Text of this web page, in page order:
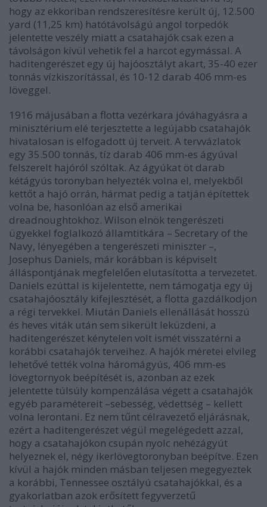
hogy az ekkoriban rendszeresítésre került új, 12.500
yard (11,25 km) hatótávolságú angol torpedók
jelentette veszély miatt a csatahajók csak ezen a
távolságon kívül vehetik fel a harcot egymással. A
haditengerészet egy új hajóosztályt akart, 35-40 ezer
tonnás vízkiszorítással, és 10-12 darab 406 mm-es
löveggel.
1916 májusában a flotta vezérkara jóváhagyásra a
minisztérium elé terjesztette a legújabb csatahajók
hivatalosan is elfogadott új terveit. A tervvázlatok
egy 35.500 tonnás, tíz darab 406 mm-es ágyúval
felszerelt hajóról szóltak. Az ágyúkat öt darab
kétágyús toronyban helyezték volna el, melyekből
kettőt a hajó orrán, hármat pedig a tatján építettek
volna be, hasonlóan az első amerikai
dreadnoughtokhoz. Wilson elnök tengerészeti
ügyekkel foglalkozó államtitkára – Secretary of the
Navy, lényegében a tengerészeti miniszter –,
Josephus Daniels, már korábban is képviselt
álláspontjának megfelelően elutasította a tervezetet.
Daniels ezúttal is kijelentette, nem támogatja egy új
csatahajóosztály kifejlesztését, a flotta gazdálkodjon
a régi tervekkel. Miután Daniels ellenállását hosszú
és heves viták után sem sikerült leküzdeni, a
haditengerészet kénytelen volt ismét visszatérni a
korábbi csatahajók terveihez. A hajók méretei elvileg
lehetővé tették volna háromágyús, 406 mm-es
lövegtornyok beépítését is, azonban az ezek
jelentette túlsúly kompenzálása végett a csatahajók
egyéb paramétereit –sebesség, védettség – kellett
volna lerontani. Ez nem tűnt célravezető eljárásnak,
ezért a haditengerészet végül megelégedett azzal,
hogy a csatahajókon csupán nyolc nehézágyút
helyeznek el, négy ikerlövegtoronyban beépítve. Ezen
kívül a hajók minden másban teljesen megegyeztek
a korábbi, Tennessee osztályú csatahajókkal, és a
gyakorlatban azok erősített fegyverzetű